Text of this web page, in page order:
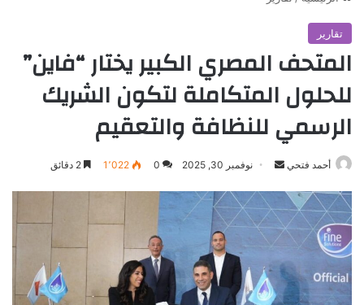
تقارير
المتحف المصري الكبير يختار “فاين”
للحلول المتكاملة لتكون الشريك
الرسمي للنظافة والتعقيم
أحمد فتحي
أرسل
إلكترونيا
نوفمبر 30, 2025 0 1٬022